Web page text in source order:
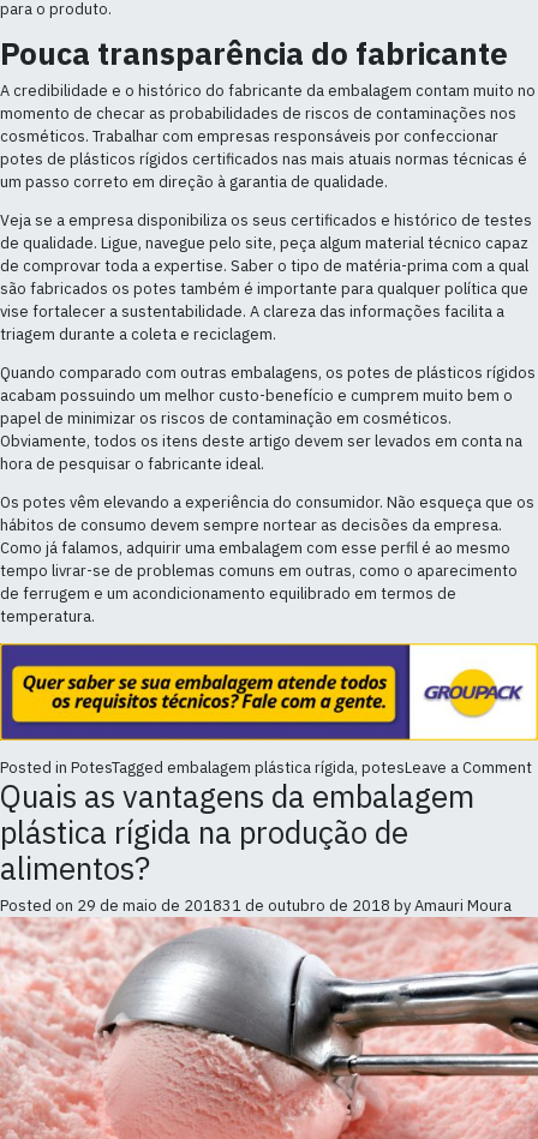
para o produto.
Pouca transparência do fabricante
A credibilidade e o histórico do fabricante da embalagem contam muito no
momento de checar as probabilidades de riscos de contaminações nos
cosméticos. Trabalhar com empresas responsáveis por confeccionar
potes de plásticos rígidos certificados nas mais atuais normas técnicas é
um passo correto em direção à garantia de qualidade.
Veja se a empresa disponibiliza os seus certificados e histórico de testes
de qualidade. Ligue, navegue pelo site, peça algum material técnico capaz
de comprovar toda a expertise. Saber o tipo de matéria-prima com a qual
são fabricados os potes também é importante para qualquer política que
vise fortalecer a sustentabilidade. A clareza das informações facilita a
triagem durante a coleta e reciclagem.
Quando comparado com outras embalagens, os potes de plásticos rígidos
acabam possuindo um melhor custo-benefício e cumprem muito bem o
papel de minimizar os riscos de contaminação em cosméticos.
Obviamente, todos os itens deste artigo devem ser levados em conta na
hora de pesquisar o fabricante ideal.
Os potes vêm elevando a experiência do consumidor. Não esqueça que os
hábitos de consumo devem sempre nortear as decisões da empresa.
Como já falamos, adquirir uma embalagem com esse perfil é ao mesmo
tempo livrar-se de problemas comuns em outras, como o aparecimento
de ferrugem e um acondicionamento equilibrado em termos de
temperatura.
Posted in PotesTagged embalagem plástica rígida, potesLeave a Comment
Quais as vantagens da embalagem
plástica rígida na produção de
alimentos?
Posted on 29 de maio de 201831 de outubro de 2018 byAmauri Moura